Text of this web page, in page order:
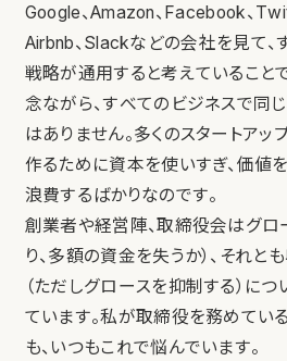
Google、Amazon、Facebook、
Airbnb、Slackなどの会社を見て、
戦略が通用すると考えていること
念ながら、すべてのビジネスで同
はありません。多くのスタートア
作るために資本を使いすぎ、価値
浪費するばかりなのです。
創業者や経営陣、取締役会はグロ
り、多額の資金を失うか）、それ
（ただしグロースを抑制する）に
ています。私が取締役を務めてい
も、いつもこれで悩んでいます。